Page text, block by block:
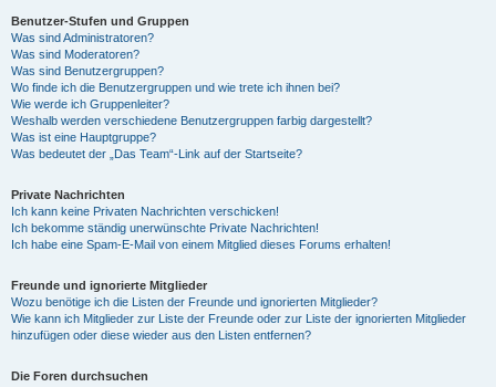
Benutzer-Stufen und Gruppen
Was sind Administratoren?
Was sind Moderatoren?
Was sind Benutzergruppen?
Wo finde ich die Benutzergruppen und wie trete ich ihnen bei?
Wie werde ich Gruppenleiter?
Weshalb werden verschiedene Benutzergruppen farbig dargestellt?
Was ist eine Hauptgruppe?
Was bedeutet der „Das Team“-Link auf der Startseite?
Private Nachrichten
Ich kann keine Privaten Nachrichten verschicken!
Ich bekomme ständig unerwünschte Private Nachrichten!
Ich habe eine Spam-E-Mail von einem Mitglied dieses Forums erhalten!
Freunde und ignorierte Mitglieder
Wozu benötige ich die Listen der Freunde und ignorierten Mitglieder?
Wie kann ich Mitglieder zur Liste der Freunde oder zur Liste der ignorierten Mitglieder
hinzufügen oder diese wieder aus den Listen entfernen?
Die Foren durchsuchen